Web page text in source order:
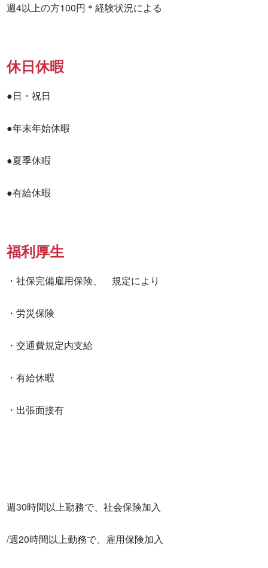
週4以上の方100円＊経験状況による
休日休暇
●日・祝日
●年末年始休暇
●夏季休暇
●有給休暇
福利厚生
・社保完備雇用保険、　規定により
・労災保険
・交通費規定内支給
・有給休暇
・出張面接有
週30時間以上勤務で、社会保険加入
/週20時間以上勤務で、雇用保険加入